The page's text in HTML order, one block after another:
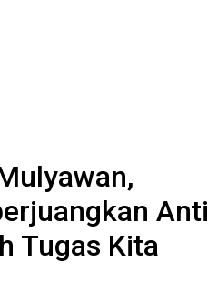
Anti
Tugas Kita